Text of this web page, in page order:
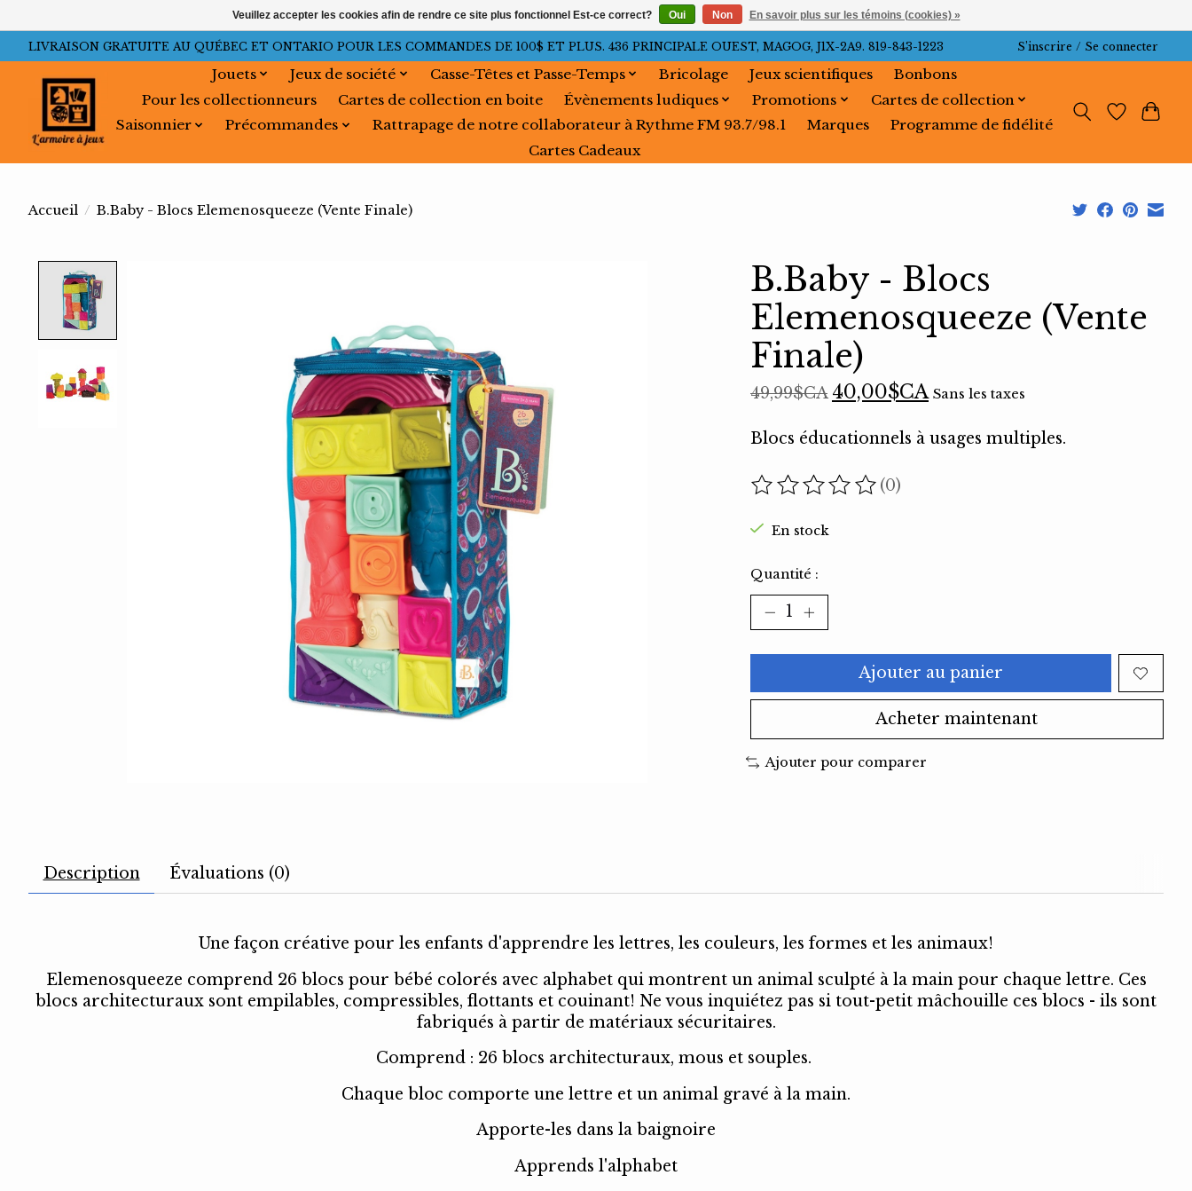
LIVRAISON GRATUITE AU QUÉBEC ET ONTARIO POUR LES COMMANDES DE 100$ ET PLUS. 436 PRINCIPALE OUEST, MAGOG, J1X-2A9. 819-843-1223 S’inscrire / Se connecter
Jouets Jeux de société Casse-Têtes et Passe-Temps Bricolage Jeux scientifiques
Bonbons
Pour les collectionneurs
Cartes de collection en boite Évènements ludiques Promotions
Cartes de collection
Saisonnier
Précommandes Rattrapage de notre collaborateur à Rythme FM 93.7/98.1 Marques
Programme de fidélité
Cartes Cadeaux
Accueil / B.Baby - Blocs Elemenosqueeze (Vente Finale)
B.Baby - Blocs
Elemenosqueeze (Vente
Finale)
49,99$CA 40,00$CA Sans les taxes
Blocs éducationnels à usages multiples.
Ce produit est évalué à
(0)
En stock
Quantité :
Ajouter au panier
Acheter maintenant
Ajouter pour comparer
Description Évaluations (0)
Une façon créative pour les enfants d'apprendre les lettres, les couleurs, les formes et les animaux!
Elemenosqueeze comprend 26 blocs pour bébé colorés avec alphabet qui montrent un animal sculpté à la main pour chaque lettre. Ces
blocs architecturaux sont empilables, compressibles, flottants et couinant! Ne vous inquiétez pas si tout-petit mâchouille ces blocs - ils sont
fabriqués à partir de matériaux sécuritaires.
Comprend : 26 blocs architecturaux, mous et souples.
Chaque bloc comporte une lettre et un animal gravé à la main.
Apporte-les dans la baignoire
Apprends l'alphabet
Veuillez accepter les cookies afin de rendre ce site plus fonctionnel Est-ce correct? Oui Non En savoir plus sur les témoins (cookies) »